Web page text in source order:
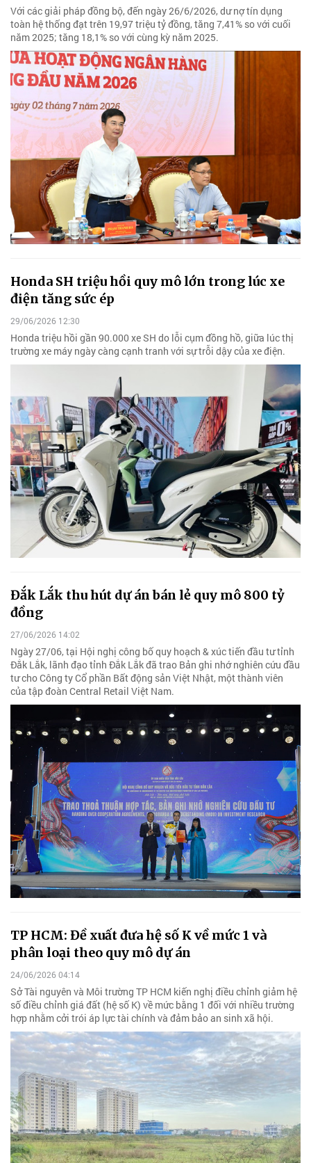
Với các giải pháp đồng bộ, đến ngày 26/6/2026, dư nợ tín dụng
toàn hệ thống đạt trên 19,97 triệu tỷ đồng, tăng 7,41% so với cuối
năm 2025; tăng 18,1% so với cùng kỳ năm 2025.
Honda SH triệu hồi quy mô lớn trong lúc xe
điện tăng sức ép
29/06/2026 12:30
Honda triệu hồi gần 90.000 xe SH do lỗi cụm đồng hồ, giữa lúc thị
trường xe máy ngày càng cạnh tranh với sự trỗi dậy của xe điện.
Đắk Lắk thu hút dự án bán lẻ quy mô 800 tỷ
đồng
27/06/2026 14:02
Ngày 27/06, tại Hội nghị công bố quy hoạch & xúc tiến đầu tư tỉnh
Đắk Lắk, lãnh đạo tỉnh Đắk Lắk đã trao Bản ghi nhớ nghiên cứu đầu
tư cho Công ty Cổ phần Bất động sản Việt Nhật, một thành viên
của tập đoàn Central Retail Việt Nam.
TP HCM: Đề xuất đưa hệ số K về mức 1 và
phân loại theo quy mô dự án
24/06/2026 04:14
Sở Tài nguyên và Môi trường TP HCM kiến nghị điều chỉnh giảm hệ
số điều chỉnh giá đất (hệ số K) về mức bằng 1 đối với nhiều trường
hợp nhằm cởi trói áp lực tài chính và đảm bảo an sinh xã hội.